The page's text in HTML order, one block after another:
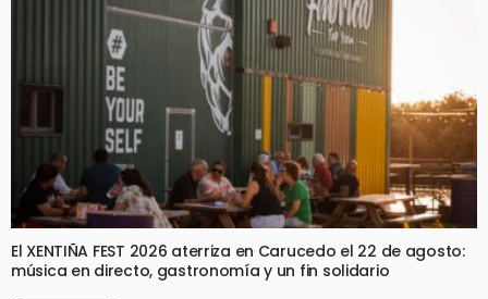
El XENTIÑA FEST 2026 aterriza en Carucedo el 22 de agosto:
música en directo, gastronomía y un fin solidario